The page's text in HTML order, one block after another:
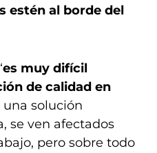
estén al borde del
es muy difícil
de calidad en
una solución
se ven afectados
pero sobre todo